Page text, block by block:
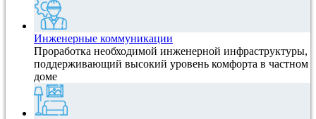
Инженерные коммуникации
Проработка необходимой инженерной инфраструктуры,
поддерживающий высокий уровень комфорта в частном
доме